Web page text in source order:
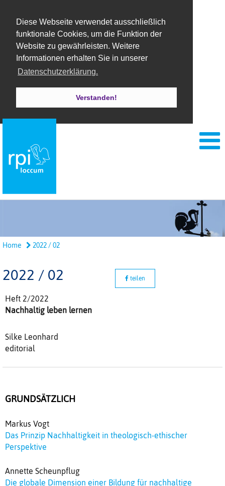
Diese Webseite verwendet ausschließlich
funktionale Cookies, um die Funktion der
Website zu gewährleisten. Weitere
Informationen erhalten Sie in unserer
Datenschutzerklärung.
Verstanden!
Home 2022 / 02
2022 / 02 teilen
Heft 2/2022
Nachhaltig leben lernen
Silke Leonhard
editorial
GRUNDSÄTZLICH
Markus Vogt
Das Prinzip Nachhaltigkeit in theologisch-ethischer
Perspektive
Annette Scheunpflug
Die globale Dimension einer Bildung für nachhaltige